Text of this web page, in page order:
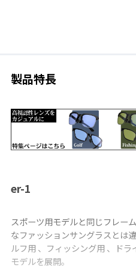
製品特長
er-1
スポーツ用モデルと同じフレー
なファッションサングラスとは
ルフ用 、フィッシング用 、ド
モデルを展開。